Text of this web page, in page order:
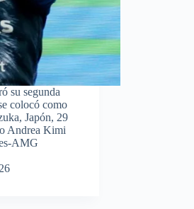
su segunda
colocó como
Japón, 29
Andrea Kimi
AMG